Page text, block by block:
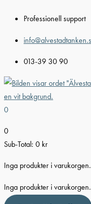
innehåll
Professionell support
013-39 30 90
0
0
Sub-Total: 0 kr
Inga produkter i varukorgen.
Inga produkter i varukorgen.